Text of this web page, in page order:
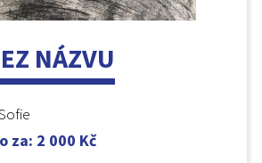
NÁZVU
za: 2 000 Kč